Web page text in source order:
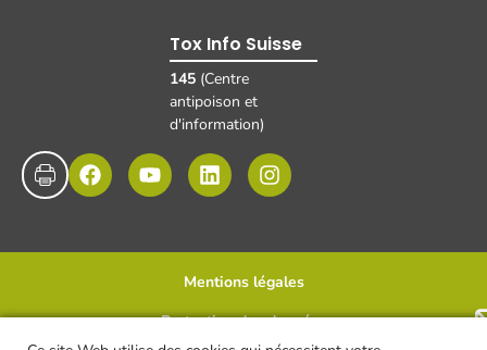
Tox Info Suisse
145 (Centre
antipoison et
d'information)
Mentions légales
Protection des données